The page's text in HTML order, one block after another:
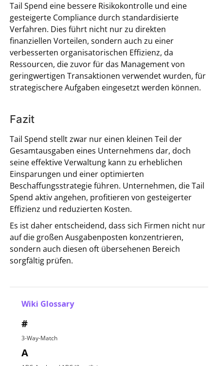
Tail Spend eine bessere Risikokontrolle und eine
gesteigerte Compliance durch standardisierte
Verfahren. Dies führt nicht nur zu direkten
finanziellen Vorteilen, sondern auch zu einer
verbesserten organisatorischen Effizienz, da
Ressourcen, die zuvor für das Management von
geringwertigen Transaktionen verwendet wurden, für
strategischere Aufgaben eingesetzt werden können.
Fazit
Tail Spend stellt zwar nur einen kleinen Teil der
Gesamtausgaben eines Unternehmens dar, doch
seine effektive Verwaltung kann zu erheblichen
Einsparungen und einer optimierten
Beschaffungsstrategie führen. Unternehmen, die Tail
Spend aktiv angehen, profitieren von gesteigerter
Effizienz und reduzierten Kosten.
Es ist daher entscheidend, dass sich Firmen nicht nur
auf die großen Ausgabenposten konzentrieren,
sondern auch diesen oft übersehenen Bereich
sorgfältig prüfen.
Wiki Glossary
#
3-Way-Match
A